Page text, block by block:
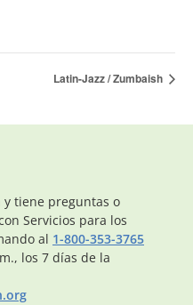
Latin-Jazz / Zumbaish
y tiene preguntas o
Servicios para los
al 1-800-353-3765
los 7 días de la